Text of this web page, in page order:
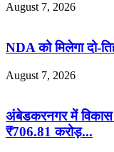
August 7, 2026
NDA को मिलेगा दो-
August 7, 2026
अंबेडकरनगर में विकास
₹706.81 करोड़...